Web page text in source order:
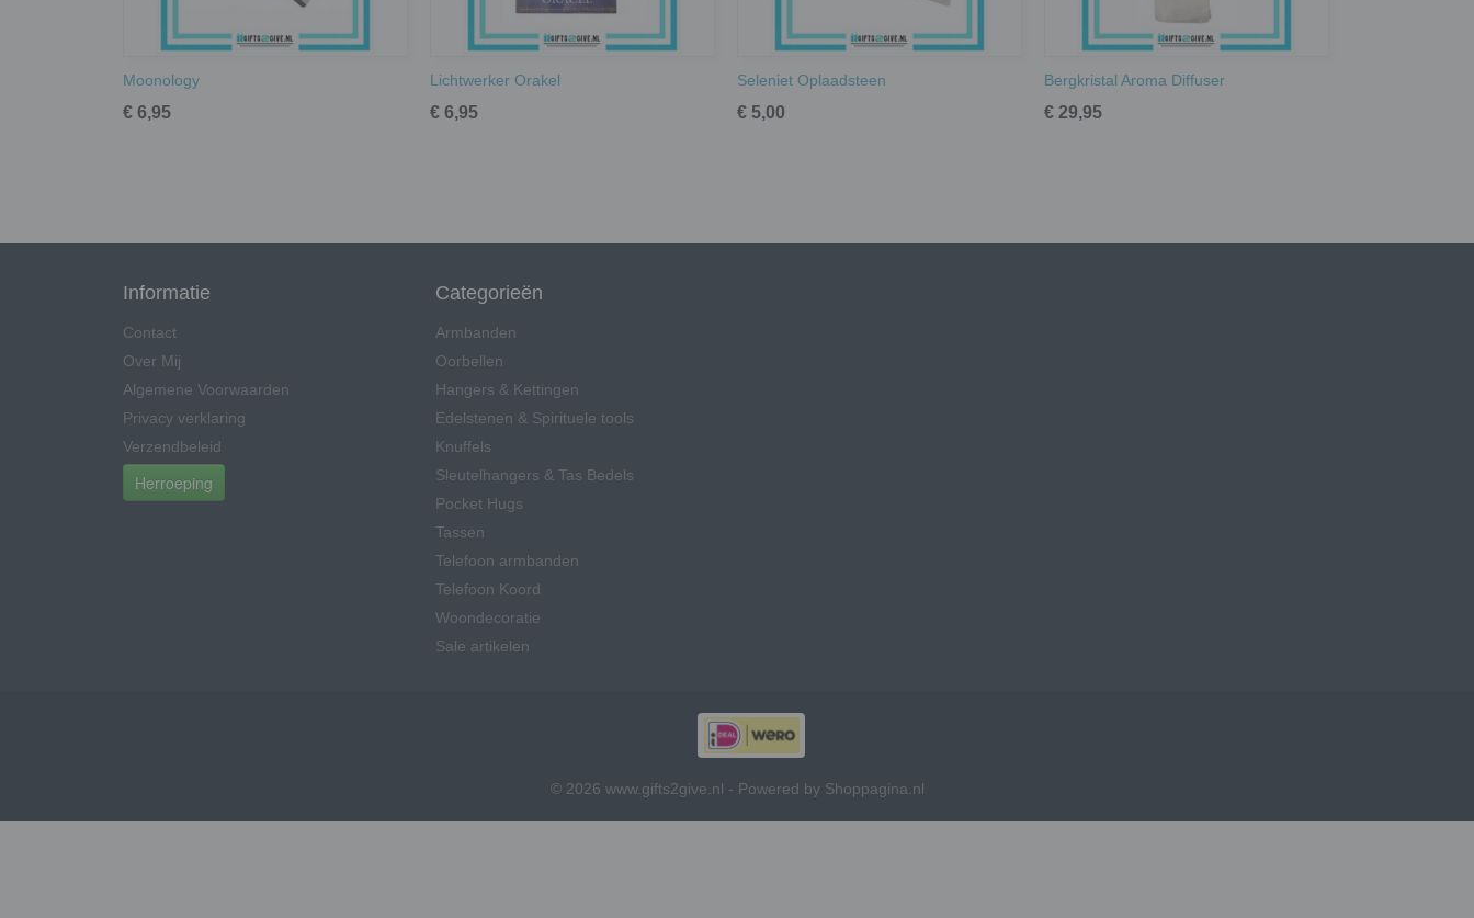
Moonology
€ 6,95
Lichtwerker Orakel
€ 6,95
Seleniet Oplaadsteen
€ 5,00
Bergkristal Aroma Diffuser
€ 29,95
Informatie
Contact
Over Mij
Algemene Voorwaarden
Privacy verklaring
Verzendbeleid
Herroeping
Categorieën
Armbanden
Oorbellen
Hangers & Kettingen
Edelstenen & Spirituele tools
Knuffels
Sleutelhangers & Tas Bedels
Pocket Hugs
Tassen
Telefoon armbanden
Telefoon Koord
Woondecoratie
Sale artikelen
© 2026 www.gifts2give.nl - Powered by Shoppagina.nl